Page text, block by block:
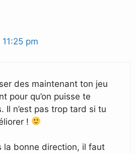
pm
des maintenant ton jeu
pour qu’on puisse te
Il n’est pas trop tard si tu
!
la bonne direction, il faut